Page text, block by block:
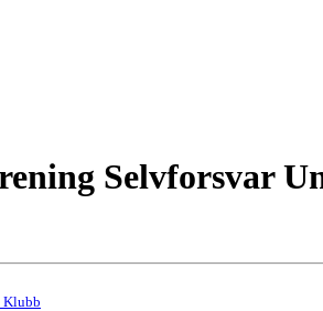
Selvforsvar
Klubb